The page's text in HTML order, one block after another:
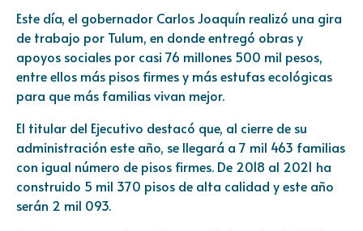
Este día, el gobernador Carlos Joaquín realizó una gira
de trabajo por Tulum, en donde entregó obras y
apoyos sociales por casi 76 millones 500 mil pesos,
entre ellos más pisos firmes y más estufas ecológicas
para que más familias vivan mejor.
El titular del Ejecutivo destacó que, al cierre de su
administración este año, se llegará a 7 mil 463 familias
con igual número de pisos firmes. De 2018 al 2021 ha
construido 5 mil 370 pisos de alta calidad y este año
serán 2 mil 093.